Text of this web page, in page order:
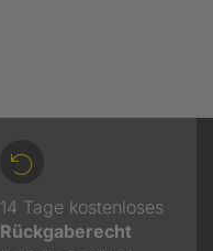
14 Tage kostenloses
Rückgaberecht